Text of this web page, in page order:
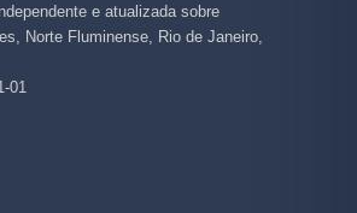
e atualizada sobre
Norte Fluminense, Rio de Janeiro,
01